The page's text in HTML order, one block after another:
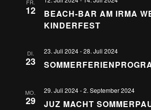
FR.
12
BEACH-BAR AM IRMA
KINDERFEST
DI.
23
23. Juli 2024-28. Juli 2024
MO.
29
29. Juli 2024-2. September 2024
JUZ MACHT